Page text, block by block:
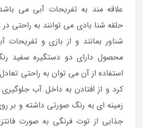
علاقه مند به تفریحات آبی می
حلقه شنا بادی می توانند به راحتی
شناور بمانند و از بازی و تفریحات
محصول دارای دو دستگیره سفید
استفاده از آن می توان به راحتی
کرد و از افتادن به داخل آب
زمینه ای به رنگ صورتی داشته و بر
جذابی از توت فرنگی به صورت